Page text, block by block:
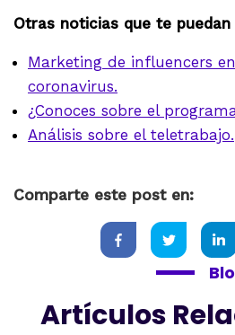
Otras noticias que te
Marketing de influencers
coronavirus.
¿Conoces sobre el
Análisis sobre el teletrabajo.
Comparte este post en:
Artículos